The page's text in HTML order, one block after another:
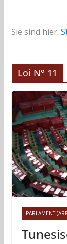
Sie sind hier:
Loi N° 11
PARLAMENT